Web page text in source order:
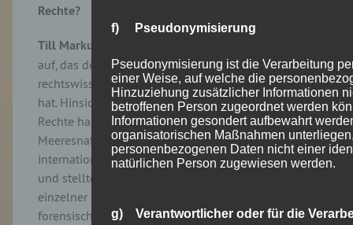
Rechte?
Till Markus
auf, das deutlich an Aufmerksamkeit in der
rechtswissenschaftlichen Diskussion gewonnen
hat. Hinsichtlich der Frage, ob Wale und ob Wellen
Rechte haben, untersuchte er das Fischerei-, das
Meeresnaturschutz- und das Tierschutzrecht auf
internationaler, europäischer und nationaler Ebene
und stellte auch dar, inwieweit Eigenrechte
einzelner Naturbestandteile akademisch und
forensisch behandelt werden. In diesem
f) Pseudonymisierung
Pseudonymisierung ist die Verarbeitung
einer Weise, auf welche die
Hinzuziehung zusätzlicher Informationen
betroffenen Person zugeordnet werden
Informationen gesondert aufbewahrt
organisatorischen Maßnahmen
personenbezogenen Daten nicht einer
natürlichen Person zugewiesen werden.
g) Verantwortlicher oder für die